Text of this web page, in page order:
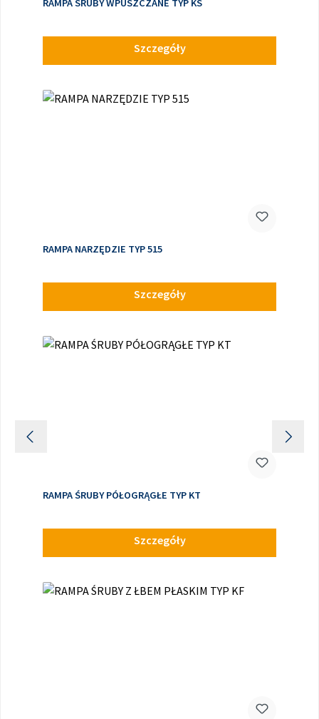
RAMPA ŚRUBY WPUSZCZANE TYP KS
Szczegóły
RAMPA NARZĘDZIE TYP 515
Szczegóły
RAMPA ŚRUBY PÓŁOGRĄGŁE TYP KT
Szczegóły